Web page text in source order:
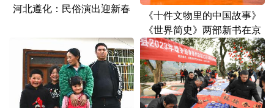
云南 西藏
甘肃 青海 宁夏
新疆 内蒙古 黑龙江
河北遵化：民俗演出迎新春
《十件文物里的中国故事》
《世界简史》两部新书在京
发布